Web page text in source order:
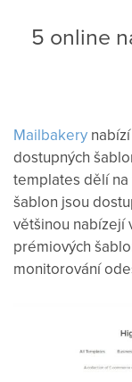
5 online
Mailbakery
dostupných
templates dělí
šablon jsou
většinou nabízejí
prémiových
monitorování